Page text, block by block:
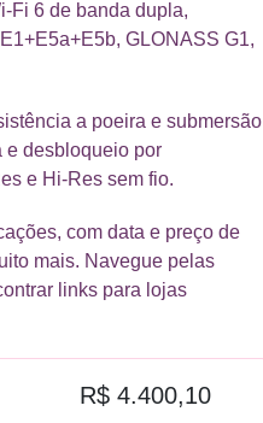
Fi 6 de banda dupla,
GLONASS G1,
a poeira e submersão
e desbloqueio por
e Hi-Res sem fio.
com data e preço de
mais. Navegue pelas
links para lojas
R$ 4.400,10